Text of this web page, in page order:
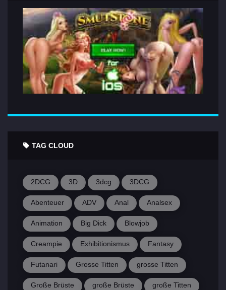
TAG CLOUD
2DCG 3D 3dcg 3DCG
Abenteuer ADV Anal Analsex
Animation Big Dick Blowjob
Creampie Exhibitionismus Fantasy
Futanari Grosse Titten grosse Titten
Große Brüste große Brüste große Titten